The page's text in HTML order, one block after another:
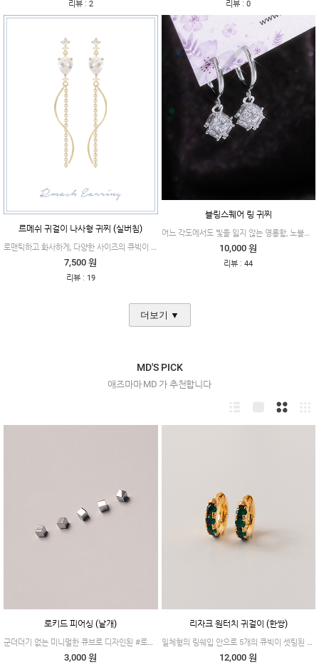
리뷰: 2 리뷰 :0
르메쉬 귀걸이 나사형 귀찌 (실버침)
로맨틱하고 화사하게, 다양한 사이즈의 큐빅이 드롭되어 살랑이는 제품이에요.
7,500 원
리뷰: 19
블링스퀘어 링 귀찌
어느 각도에서도 빛을 잃지 않는 영롱함, 노블레스한 분위기를 연출해줘요.
10,000 원
리뷰 :44
더보기 ▼
MD'S PICK
애즈마마 MD 가 추천합니다
로키드 피어싱 (낱개)
군더더기 없는 미니멀한 큐브로 디자인된 #로키드
3,000 원
리자크 원터치 귀걸이 (한쌍)
일체형의 링쉐입 안으로 5개의 큐빅이 셋팅된 #리자크
12,000 원